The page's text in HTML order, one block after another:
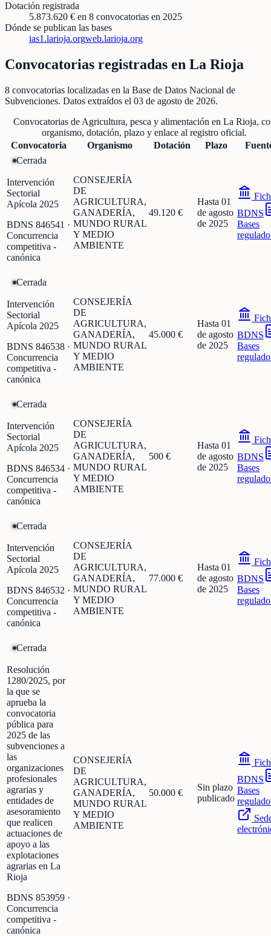
Dotación registrada
5.873.620 € en 8 convocatorias en 2025
Dónde se publican las bases
ias1.larioja.orgweb.larioja.org
Convocatorias registradas en La Rioja
8 convocatorias localizadas en la Base de Datos Nacional de
Subvenciones. Datos extraídos el 03 de agosto de 2026.
Convocatorias de Agricultura, pesca y alimentación en La Rioja,
organismo, dotación, plazo y enlace al registro oficial.
Convocatoria
Organismo Dotación Plazo
Cerrada
Intervención
Sectorial
Apícola 2025
BDNS 846541 ·
Concurrencia
competitiva -
canónica
CONSEJERÍA
DE
AGRICULTURA,
GANADERÍA,
MUNDO RURAL
Y MEDIO
AMBIENTE
49.120 €
Hasta 01
de agosto
de 2025
BDNS
Bases
Cerrada
Intervención
Sectorial
Apícola 2025
BDNS 846538 ·
Concurrencia
competitiva -
canónica
CONSEJERÍA
DE
AGRICULTURA,
GANADERÍA,
MUNDO RURAL
Y MEDIO
AMBIENTE
45.000 €
Hasta 01
de agosto
de 2025
BDNS
Bases
Cerrada
Intervención
Sectorial
Apícola 2025
BDNS 846534 ·
Concurrencia
competitiva -
canónica
CONSEJERÍA
DE
AGRICULTURA,
GANADERÍA,
MUNDO RURAL
Y MEDIO
AMBIENTE
500 €
Hasta 01
de agosto
de 2025
BDNS
Bases
Cerrada
Intervención
Sectorial
Apícola 2025
BDNS 846532 ·
Concurrencia
competitiva -
canónica
CONSEJERÍA
DE
AGRICULTURA,
GANADERÍA,
MUNDO RURAL
Y MEDIO
AMBIENTE
77.000 €
Hasta 01
de agosto
de 2025
BDNS
Bases
Cerrada
Resolución
1280/2025, por
la que se
aprueba la
convocatoria
pública para
2025 de las
subvenciones a
las
organizaciones
profesionales
agrarias y
entidades de
asesoramiento
que realicen
actuaciones de
apoyo a las
explotaciones
agrarias en La
Rioja
BDNS 853959 ·
Concurrencia
competitiva -
canónica
CONSEJERÍA
DE
AGRICULTURA,
GANADERÍA,
MUNDO RURAL
Y MEDIO
AMBIENTE
50.000 €
Sin plazo
publicado
BDNS
Bases